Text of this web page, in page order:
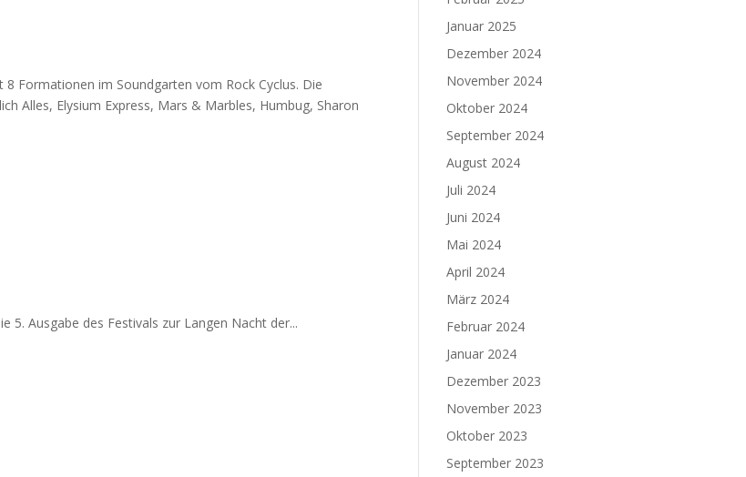
Formationen im Soundgarten vom Rock Cyclus. Die
Alles, Elysium Express, Mars & Marbles, Humbug, Sharon
5. Ausgabe des Festivals zur Langen Nacht der...
Januar 2025
Dezember 2024
November 2024
Oktober 2024
September 2024
August 2024
Juli 2024
Juni 2024
Mai 2024
April 2024
März 2024
Februar 2024
Januar 2024
Dezember 2023
November 2023
Oktober 2023
September 2023